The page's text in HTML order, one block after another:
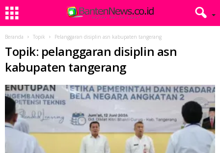
Beranda Topik Pelanggaran disiplin asn kabupaten tangerang
Topik: pelanggaran disiplin asn
kabupaten tangerang